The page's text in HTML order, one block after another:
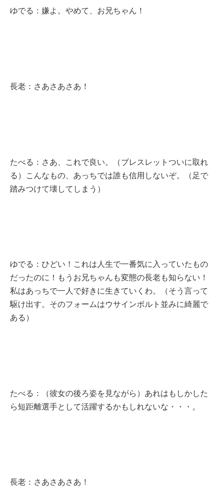
ゆでる：嫌よ。やめて、お兄ちゃん！
長老：さあさあさあ！
たべる：さあ、これで良い。（ブレスレットついに取れ
る）こんなもの、あっちでは誰も信用しないぞ。（足で
踏みつけて壊してしまう）
ゆでる：ひどい！これは人生で一番気に入っていたもの
だったのに！もうお兄ちゃんも変態の長老も知らない！
私はあっちで一人で好きに生きていくわ。（そう言って
駆け出す。そのフォームはウサインボルト並みに綺麗で
ある）
たべる：（彼女の後ろ姿を見ながら）あれはもしかした
ら短距離選手として活躍するかもしれないな・・・。
長老：さあさあさあ！